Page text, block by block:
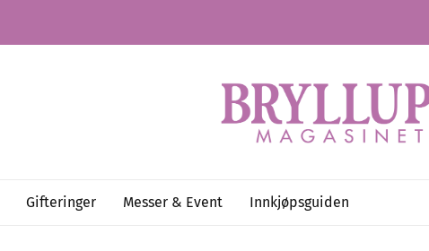
Gifteringer Messer & Event Innkjøpsguiden